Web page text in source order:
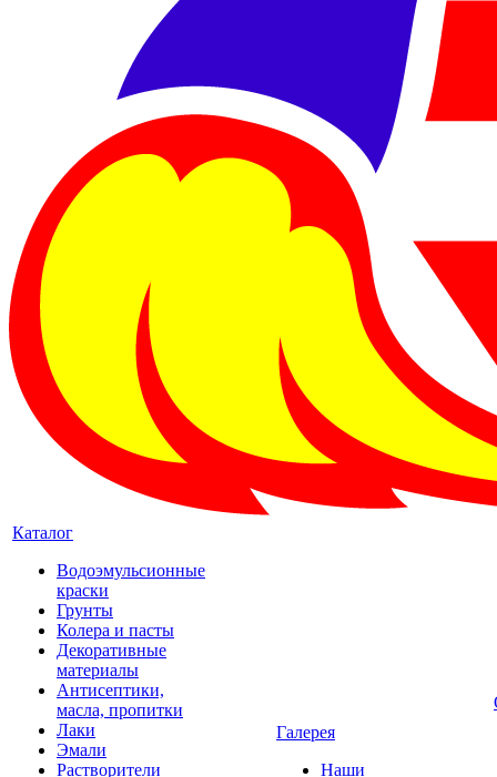
Каталог
Водоэмульсионные
краски
Грунты
Колера и пасты
Декоративные
материалы
Антисептики,
масла, пропитки
Лаки
Эмали
Растворители
Галерея
Наши